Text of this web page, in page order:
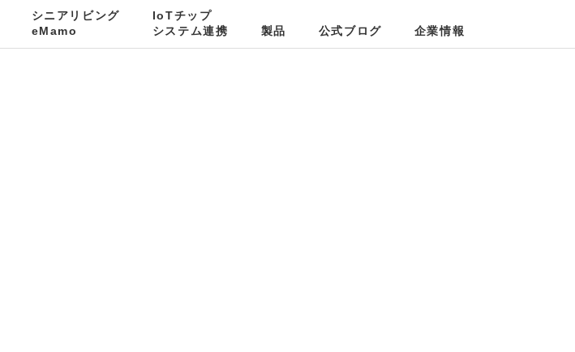
シニアリビング
eMamo
IoTチップ
システム連携
製品 公式ブログ 企業情報